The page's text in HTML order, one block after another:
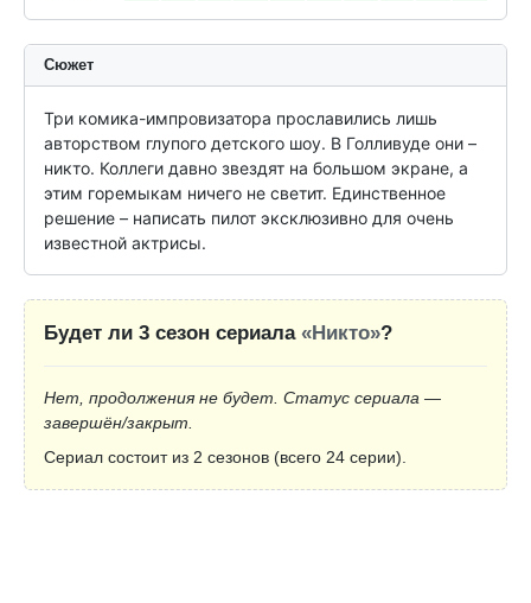
Сюжет
Три комика-импровизатора прославились лишь
авторством глупого детского шоу. В Голливуде они –
никто. Коллеги давно звездят на большом экране, а
этим горемыкам ничего не светит. Единственное
решение – написать пилот эксклюзивно для очень
известной актрисы.
Будет ли 3 сезон сериала «Никто»?
Нет, продолжения не будет. Статус сериала —
завершён/закрыт.
Сериал состоит из 2 сезонов (всего 24 серии).